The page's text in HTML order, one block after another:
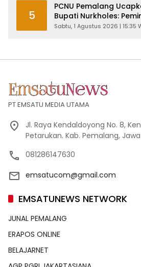
5
PCNU Pemalang
Bupati Nurkholes:
Pelayan Rakyat!
Sabtu, 1 Agustus 2026 | 15:35
PT EMSATU MEDIA UTAMA
Jl. Raya Kendaldoyong No. 8,
Petarukan. Kab. Pemalang,
081286147630
emsatucom@gmail.com
EMSATUNEWS NETWORK
JUNAL PEMALANG
ERAPOS ONLINE
BELAJARNET